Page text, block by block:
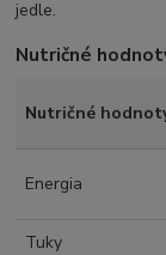
jedle.
Nutričné
Nutričné
Energia
Tuky